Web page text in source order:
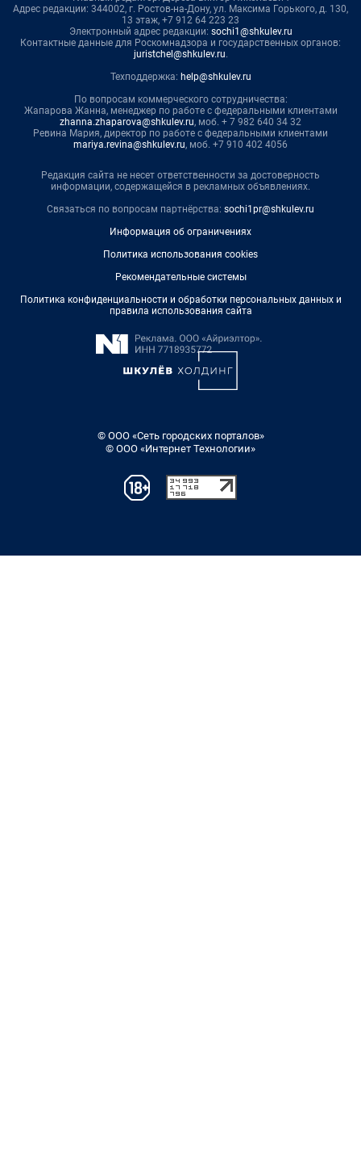
Адрес редакции: 344002, г. Ростов-на-Дону, ул. Максима Горького, д. 130,
13 этаж, +7 912 64 223 23
Электронный адрес редакции: sochi1@shkulev.ru
Контактные данные для Роскомнадзора и государственных органов:
juristchel@shkulev.ru.
Техподдержка: help@shkulev.ru
По вопросам коммерческого сотрудничества:
Жапарова Жанна, менеджер по работе с федеральными клиентами
zhanna.zhaparova@shkulev.ru, моб. + 7 982 640 34 32
Ревина Мария, директор по работе с федеральными клиентами
mariya.revina@shkulev.ru, моб. +7 910 402 4056
Редакция сайта не несет ответственности за достоверность
информации, содержащейся в рекламных объявлениях.
Связаться по вопросам партнёрства: sochi1pr@shkulev.ru
Информация об ограничениях
Политика использования cookies
Рекомендательные системы
Политика конфиденциальности и обработки персональных данных и
правила использования сайта
© ООО «Сеть городских порталов»
© ООО «Интернет Технологии»